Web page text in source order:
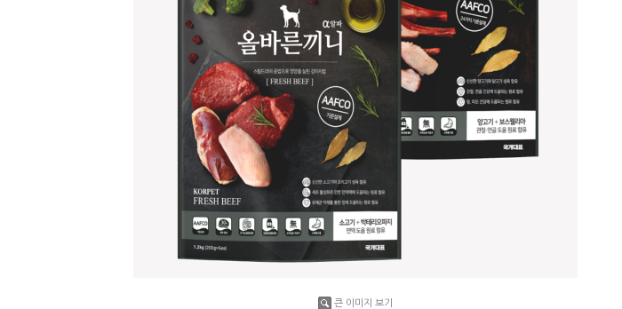
큰 이미지 보기